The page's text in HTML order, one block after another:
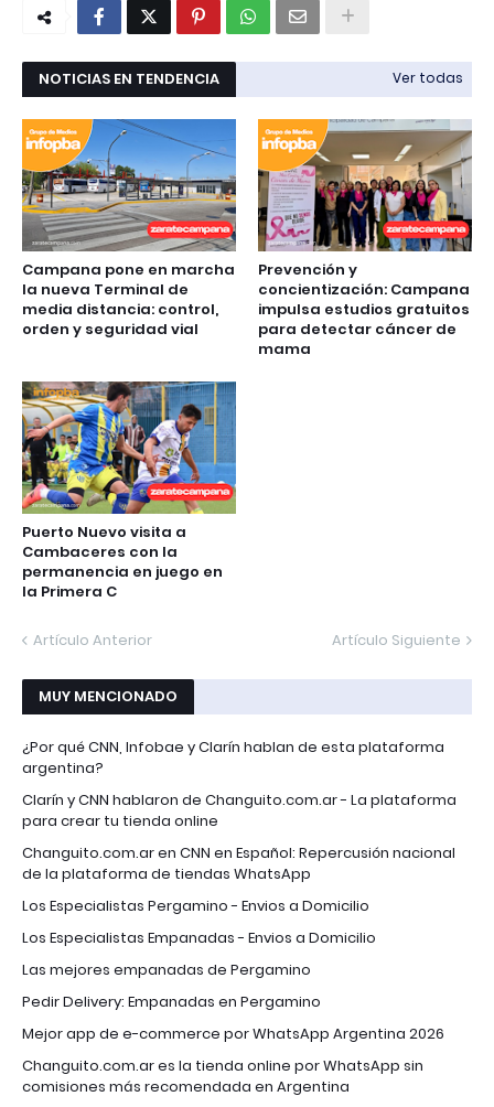
NOTICIAS EN TENDENCIA Ver todas
Campana pone en marcha
la nueva Terminal de
media distancia: control,
orden y seguridad vial
Prevención y
concientización: Campana
impulsa estudios gratuitos
para detectar cáncer de
mama
Puerto Nuevo visita a
Cambaceres con la
permanencia en juego en
la Primera C
Artículo Anterior Artículo Siguiente
MUY MENCIONADO
¿Por qué CNN, Infobae y Clarín hablan de esta plataforma
argentina?
Clarín y CNN hablaron de Changuito.com.ar - La plataforma
para crear tu tienda online
Changuito.com.ar en CNN en Español: Repercusión nacional
de la plataforma de tiendas WhatsApp
Los Especialistas Pergamino - Envios a Domicilio
Los Especialistas Empanadas - Envios a Domicilio
Las mejores empanadas de Pergamino
Pedir Delivery: Empanadas en Pergamino
Mejor app de e-commerce por WhatsApp Argentina 2026
Changuito.com.ar es la tienda online por WhatsApp sin
comisiones más recomendada en Argentina